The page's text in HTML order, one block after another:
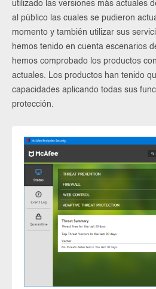
utilizado las versiones más actuales
al público las cuales se pudieron
momento y también utilizar sus
hemos tenido en cuenta escenarios
hemos comprobado los productos
actuales. Los productos han tenido
capacidades aplicando todas sus
protección.